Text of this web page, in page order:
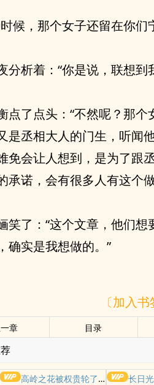
候，那个女子还留在你
分析着：“你是说，联想
点了点头：“不然呢？那
是丞相大人的门生，听闻
免会让人想到，是为了跟
承诺，会有很多人有这个
笑了：“这个文章，他们
确实是我想做的。”
〔加入书
章 目录
高岭之花被权贵轮了后 长日